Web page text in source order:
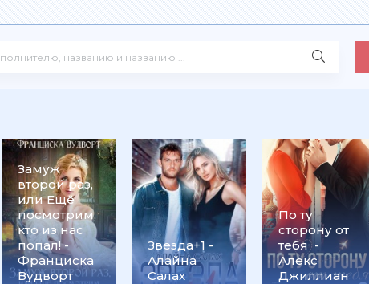
Замуж
второй раз,
или Ещё
посмотрим,
кто из нас
попал! -
Франциска
Вудворт
Звезда+1 -
Алайна
Салах
По ту
сторону от
тебя -
Алекс
Джиллиан